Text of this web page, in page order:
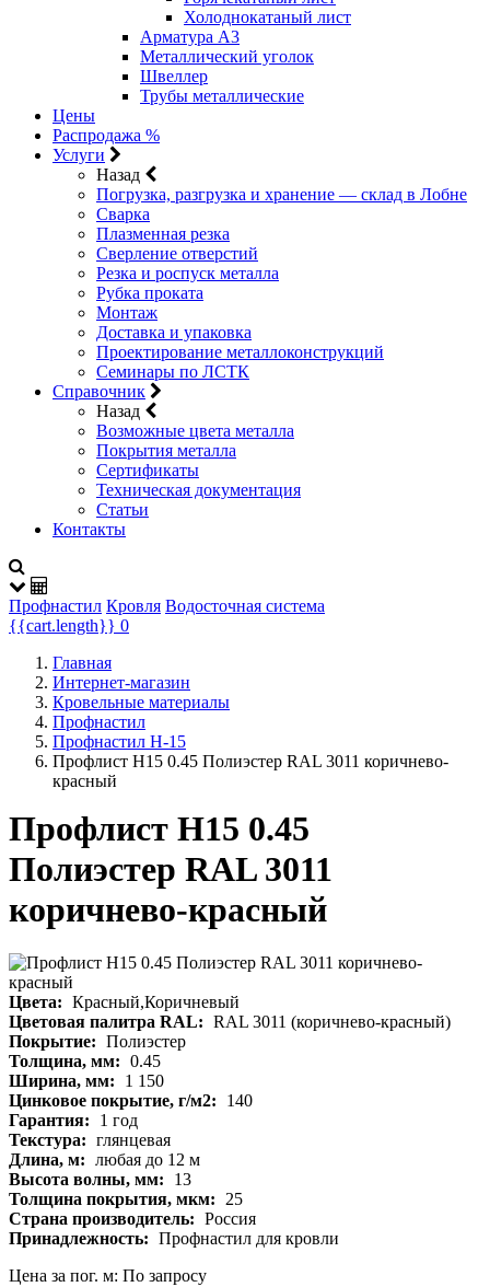
Холоднокатаный лист
Арматура А3
Металлический уголок
Швеллер
Трубы металлические
Цены
Распродажа %
Услуги
Назад
Погрузка, разгрузка и хранение — склад в Лобне
Сварка
Плазменная резка
Сверление отверстий
Резка и роспуск металла
Рубка проката
Монтаж
Доставка и упаковка
Проектирование металлоконструкций
Семинары по ЛСТК
Справочник
Назад
Возможные цвета металла
Покрытия металла
Сертификаты
Техническая документация
Статьи
Контакты
Профнастил Кровля Водосточная система
{{cart.length}} 0
Главная
Интернет-магазин
Кровельные материалы
Профнастил
Профнастил Н-15
Профлист Н15 0.45 Полиэстер RAL 3011 коричнево-
красный
Профлист Н15 0.45
Полиэстер RAL 3011
коричнево-красный
Цвета: Красный,Коричневый
Цветовая палитра RAL: RAL 3011 (коричнево-красный)
Покрытие: Полиэстер
Толщина, мм: 0.45
Ширина, мм:
1 150
Цинковое покрытие, г/м2:
140
Гарантия:
1 год
Текстура: глянцевая
Длина, м: любая до 12 м
Высота волны, мм:
13
Толщина покрытия, мкм: 25
Страна производитель: Россия
Принадлежность: Профнастил для кровли
Цена за пог. м: По запросу